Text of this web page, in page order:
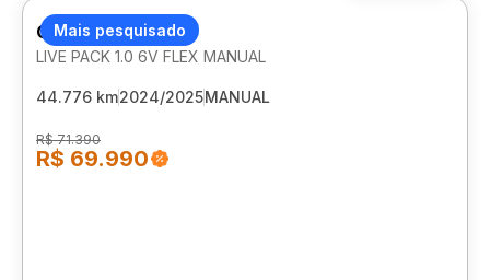
Mais pesquisado
CITROEN C3
LIVE PACK 1.0 6V FLEX MANUAL
44.776 km2024/2025MANUAL
R$ 71.390
R$ 69.990